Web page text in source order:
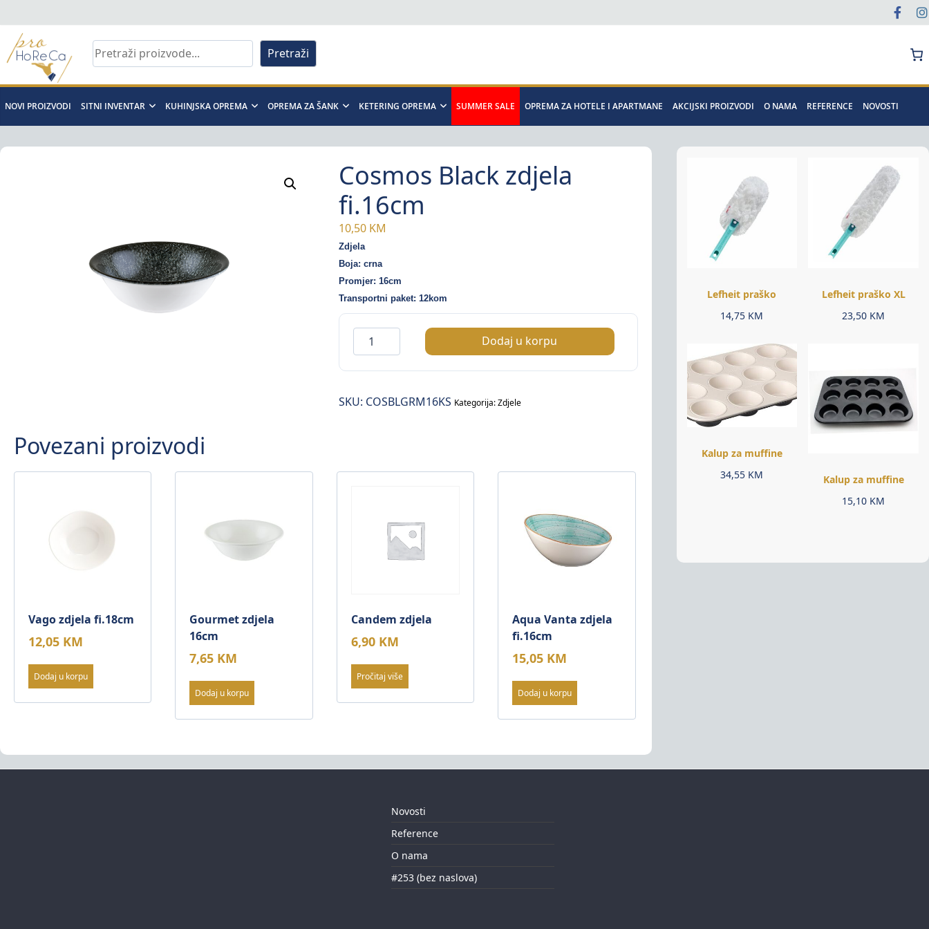
to
content
Pro
Horeca
d.o.o
Pretraži
NOVI PROIZVODI SITNI INVENTAR KUHINJSKA OPREMA OPREMA ZA ŠANK KETERING OPREMA SUMMER SALE OPREMA ZA HOTELE I APARTMANE AKCIJSKI PROIZVODI O NAMA REFERENCE NOVOSTI
Cosmos Black zdjela
fi.16cm
10,50 KM
Zdjela
Boja: crna
Promjer: 16cm
Transportni paket: 12kom
Cosmos
Black
zdjela
količina
Dodaj u korpu
SKU: COSBLGRM16KS Kategorija:Zdjele
Povezani proizvodi
Vago zdjela fi.18cm
12,05 KM
Dodaj u korpu
Gourmet zdjela
16cm
7,65 KM
Dodaj u korpu
Candem zdjela
6,90 KM
Pročitaj više
Aqua Vanta zdjela
fi.16cm
15,05 KM
Dodaj u korpu
Lefheit praško
14,75 KM
Lefheit praško XL
23,50 KM
Kalup za muffine
34,55 KM
Kalup za muffine
15,10 KM
Novosti
Reference
O nama
#253 (bez naslova)